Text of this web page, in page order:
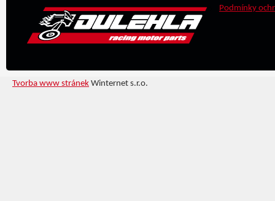
Podmínky
Tvorba www stránek Winternet s.r.o.